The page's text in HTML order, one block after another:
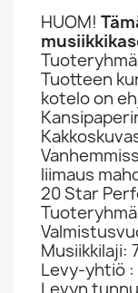
HUOM!
Tuotteen
kotelo on
liimaus
20 Star
Musiikkilaji:
Levy-yhtiö :